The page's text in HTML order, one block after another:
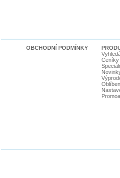
OBCHODNÍ PODMÍNKY
Ceníky